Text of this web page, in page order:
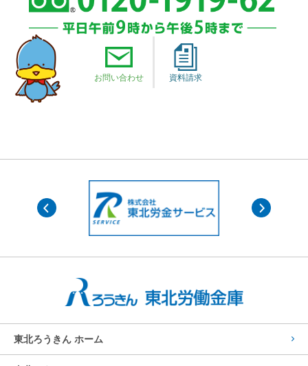
お問い合わせ 資料請求
東北ろうきん ホーム